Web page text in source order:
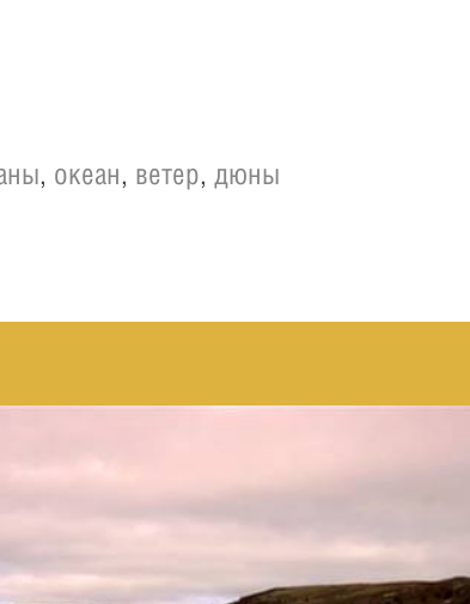
, океан, ветер, дюны